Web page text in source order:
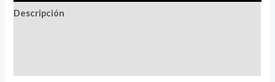
Descripción